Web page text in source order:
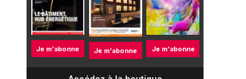
Je m'abonne Je m'abonne Je m'abonne